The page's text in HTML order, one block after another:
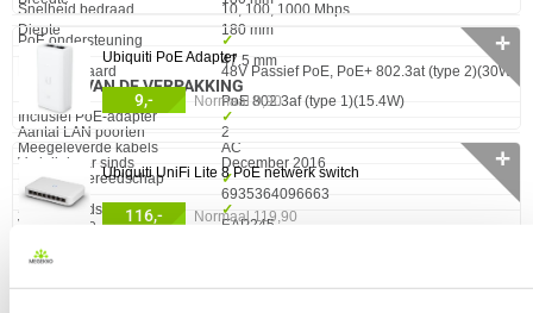
Snelheid bedraad
10, 100, 1000 Mbps
PoE ondersteuning
✓︎
PoE Standaard
48V Passief PoE, PoE+ 802.3at (type 2)(30W),
PoE 802.3af (type 1)(15.4W)
Aantal LAN poorten
2
Verkrijgbaar sinds
December 2016
EAN
6935364096663
Vendorcode
EAP245
Garantie
Diepte
180 mm
47.5 mm
INHOUD VAN DE VERPAKKING
Eigenschap Waarde
Inclusief PoE-adapter
✓︎
Meegeleverde kabels
AC
Montage gereedschap
✓︎
Snelstartgids
✓︎
Eigenschap
Frequentieband
KENMERKEN
Ubiquiti PoE Adapter
9,- Normaal 9,90
✛
Ubiquiti UniFi Lite 8 PoE netwerk switch
116,- Normaal 119,90
✛